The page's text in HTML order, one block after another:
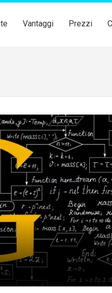
Vantaggi Prezzi